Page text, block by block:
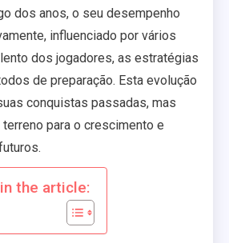
dos anos, o seu desempenho
influenciado por vários
dos jogadores, as estratégias
de preparação. Esta evolução
conquistas passadas, mas
para o crescimento e
the article: